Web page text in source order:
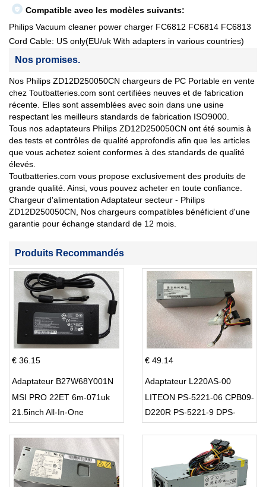
Compatible avec les modèles suivants:
Philips Vacuum cleaner power charger FC6812 FC6814 FC6813
Cord Cable: US only(EU/uk With adapters in various countries)
Nos promises.
Nos Philips ZD12D250050CN chargeurs de PC Portable en vente
chez Toutbatteries.com sont certifiées neuves et de fabrication
récente. Elles sont assemblées avec soin dans une usine
respectant les meilleurs standards de fabrication ISO9000.
Tous nos adaptateurs Philips ZD12D250050CN ont été soumis à
des tests et contrôles de qualité approfondis afin que les articles
que vous achetez soient conformes à des standards de qualité
élevés.
Toutbatteries.com vous propose exclusivement des produits de
grande qualité. Ainsi, vous pouvez acheter en toute confiance.
Chargeur d'alimentation Adaptateur secteur - Philips
ZD12D250050CN, Nos chargeurs compatibles bénéficient d'une
garantie pour échange standard de 12 mois.
Produits Recommandés
€ 36.15
Adaptateur B27W68Y001N
MSI PRO 22ET 6m-071uk
21.5inch All-In-One
€ 49.14
Adaptateur L220AS-00
LITEON PS-5221-06 CPB09-
D220R PS-5221-9 DPS-